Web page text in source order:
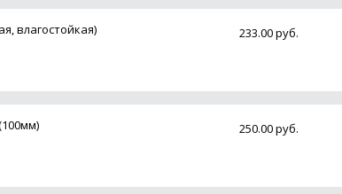
влагостойкая) 233.00 руб.
250.00 руб.